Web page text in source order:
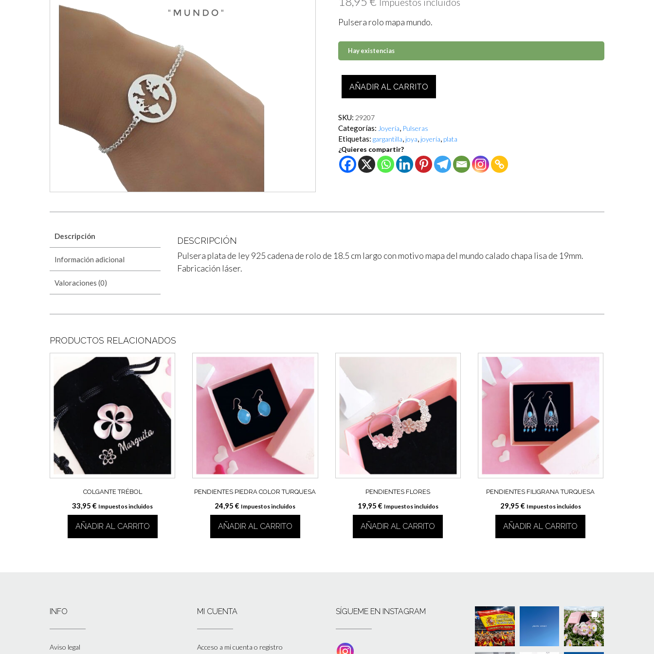
Pulsera rolo mapa mundo.
Hay existencias
rolo
mapa
cantidad
AÑADIR AL CARRITO
SKU: 29207
Categorías: Joyería, Pulseras
Etiquetas: gargantilla, joya, joyería, plata
¿Quieres compartir?
Descripción
Información adicional
Valoraciones (0)
DESCRIPCIÓN
Pulsera plata de ley 925 cadena de rolo de 18.5 cm largo con motivo mapa del mundo calado chapa lisa de 19mm.
Fabricación láser.
PRODUCTOS RELACIONADOS
COLGANTE TRÉBOL
33,95€ Impuestos incluidos
AÑADIR AL CARRITO
PENDIENTES PIEDRA COLOR TURQUESA
24,95€ Impuestos incluidos
AÑADIR AL CARRITO
PENDIENTES FLORES
19,95 € Impuestos incluidos
AÑADIR AL CARRITO
PENDIENTES FILIGRANA TURQUESA
29,95 € Impuestos incluidos
AÑADIR AL CARRITO
INFO
Aviso legal
MI CUENTA
Acceso a mi cuenta o registro
SÍGUEME EN INSTAGRAM